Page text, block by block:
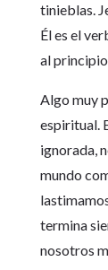
tinieblas.
Él es el
al principio
Algo muy
espiritual.
ignorada,
mundo
termina
nosotros